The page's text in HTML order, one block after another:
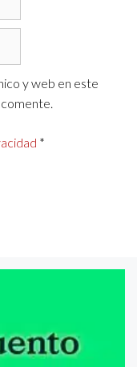
y web en este
*